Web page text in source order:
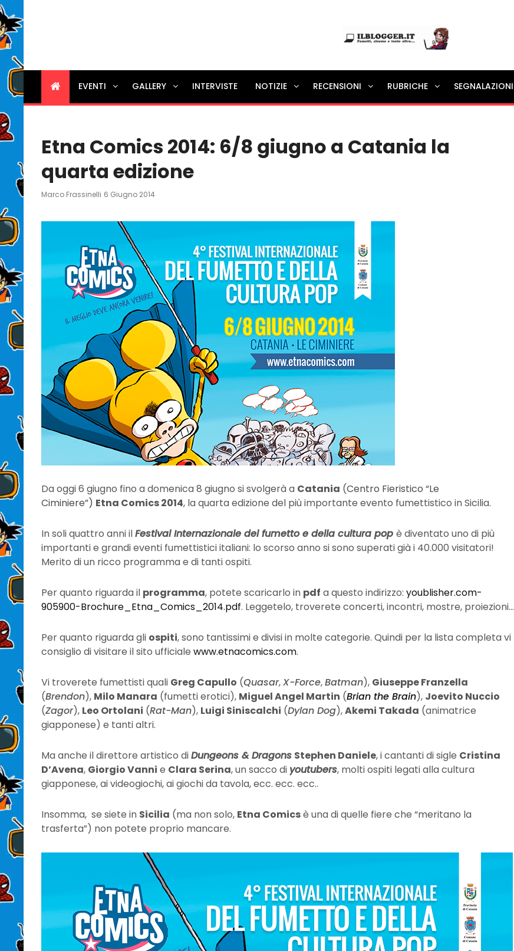
Ilblogger.it
Il portalino di blog |
EVENTI GALLERY INTERVISTE NOTIZIE RECENSIONI RUBRICHE SEGNALAZIONI
Etna Comics 2014: 6/8 giugno a Catania la
quarta edizione
Marco Frassinelli Posted
6 Giugno 2014
Da oggi 6 giugno fino a domenica 8 giugno si svolgerà a Catania (Centro Fieristico “Le
Ciminiere”) Etna Comics 2014, la quarta edizione del più importante evento fumettistico in Sicilia.
In soli quattro anni ilFestival Internazionale del fumetto e della cultura pop è diventato uno di più
importanti e grandi eventi fumettistici italiani: lo scorso anno si sono superati già i 40.000 visitatori!
Merito di un ricco programma e di tanti ospiti.
Per quanto riguarda il programma, potete scaricarlo in pdf a questo indirizzo:youblisher.com-
905900-Brochure_Etna_Comics_2014.pdf. Leggetelo, troverete concerti, incontri, mostre, proiezioni…
Per quanto riguarda gli ospiti, sono tantissimi e divisi in molte categorie. Quindi per la lista completa vi
consiglio di visitare il sito ufficialewww.etnacomics.com.
Vi troverete fumettisti quali Greg Capullo (Quasar,X-Force,Batman), Giuseppe Franzella
(Brendon), Milo Manara (fumetti erotici), Miguel Angel Martin (Brian the Brain), Joevito Nuccio
(Zagor), Leo Ortolani (Rat-Man), Luigi Siniscalchi (Dylan Dog),Akemi Takada (animatrice
giapponese) e tanti altri.
Ma anche il direttore artistico diDungeons & Dragons Stephen Daniele, i cantanti di sigle Cristina
D’Avena, Giorgio Vanni e Clara Serina, un sacco di youtubers, molti ospiti legati alla cultura
giapponese, ai videogiochi, ai giochi da tavola, ecc. ecc. ecc..
Insomma, se siete in Sicilia (ma non solo, Etna Comicsè una di quelle fiere che “meritano la
trasferta”) non potete proprio mancare.